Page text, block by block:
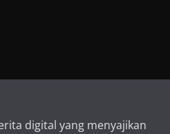
digital yang menyajikan